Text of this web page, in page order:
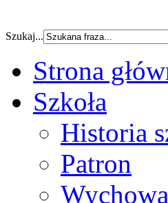
Szukaj...
Strona
Szkoła
Historia
Patron